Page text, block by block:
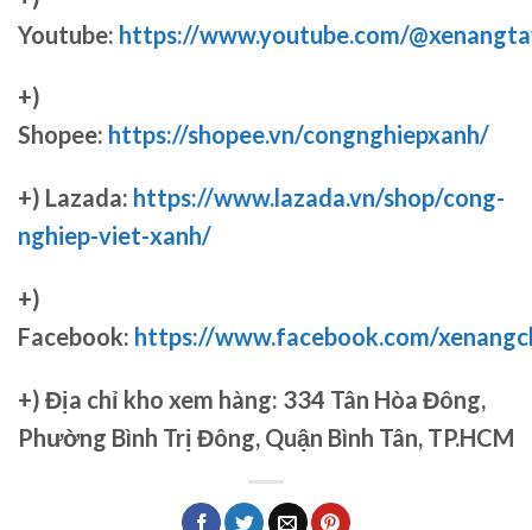
Youtube: https://www.youtube.com/
+)
Shopee: https://shopee.vn/congnghiepxanh/
+) Lazada: https://www.lazada.vn/shop/cong-
nghiep-viet-xanh/
+)
Facebook: https://www.facebook.com/
+) Địa chỉ kho xem hàng: 334 Tân Hòa Đông,
Phường Bình Trị Đông, Quận Bình Tân, TP.HCM